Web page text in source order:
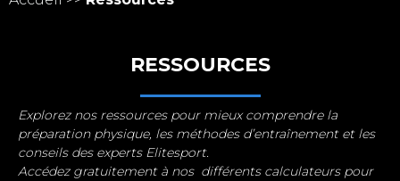
RESSOURCES
Explorez nos ressources pour mieux comprendre la
préparation physique, les méthodes d’entraînement et les
conseils des experts Elitesport.
Accédez gratuitement à nos différents calculateurs pour